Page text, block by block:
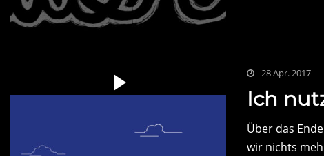
28 Apr. 2017
Ich
Über das
wir nichts